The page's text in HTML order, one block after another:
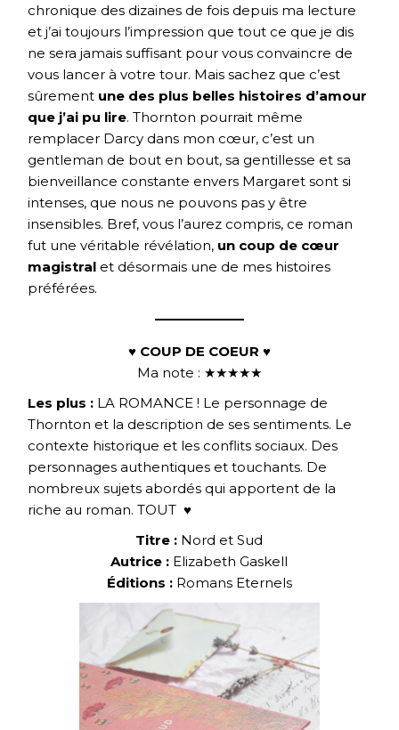
chronique des dizaines de fois depuis ma lecture
et j’ai toujours l’impression que tout ce que je dis
ne sera jamais suffisant pour vous convaincre de
vous lancer à votre tour. Mais sachez que c’est
sûrement une des plus belles histoires d’amour
que j’ai pu lire. Thornton pourrait même
remplacer Darcy dans mon cœur, c’est un
gentleman de bout en bout, sa gentillesse et sa
bienveillance constante envers Margaret sont si
intenses, que nous ne pouvons pas y être
insensibles. Bref, vous l’aurez compris, ce roman
fut une véritable révélation, un coup de cœur
magistral et désormais une de mes histoires
préférées.
♥ COUP DE COEUR ♥
Ma note : ★★★★★
Les plus : LA ROMANCE ! Le personnage de
Thornton et la description de ses sentiments. Le
contexte historique et les conflits sociaux. Des
personnages authentiques et touchants. De
nombreux sujets abordés qui apportent de la
riche au roman. TOUT ♥
Titre : Nord et Sud
Autrice : Elizabeth Gaskell
Éditions :Romans Eternels